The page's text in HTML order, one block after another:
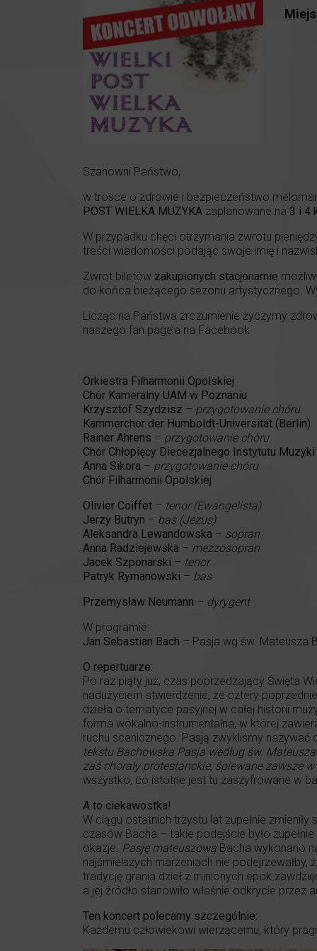
Szanowni Państwo,
w trosce o zdrowie i bezpieczeństwo
POST WIELKA MUZYKA zaplanowane na 3 i 4
W przypadku chęci otrzymania zwrotu
treści wiadomości podając swoje imię i
Zwrot biletów zakupionych stacjonarnie
do końca bieżącego sezonu artystycznego.
Licząc na Państwa zrozumienie życzymy
naszego fan page’a na Facebook
Orkiestra Filharmonii Opolskiej
Chór Kameralny UAM w Poznaniu
Krzysztof Szydzisz – przygotowanie chóru
Kammerchor der Humboldt-Universität (Berlin)
Rainer Ahrens – przygotowanie chóru
Chór Chłopięcy Diecezjalnego Instytutu
Anna Sikora – przygotowanie chóru
Chór Filharmonii Opolskiej
Olivier Coiffet – tenor (Ewangelista)
Jerzy Butryn – bas (Jezus)
Aleksandra Lewandowska – sopran
Anna Radziejewska – mezzosopran
Jacek Szponarski – tenor
Patryk Rymanowski – bas
Przemysław Neumann – dyrygent
W programie:
Jan Sebastian Bach – Pasja wg św. Mateusza
O repertuarze:
Po raz piąty już, czas poprzedzający Święta
nadużyciem stwierdzenie, że cztery
dzieła o tematyce pasyjnej w całej historii
forma wokalno-instrumentalna, w której
ruchu scenicznego. Pasją zwykliśmy
tekstu Bachowska Pasja według św.
zaś chorały protestanckie, śpiewane zawsze
wszystko, co istotne jest tu zaszyfrowane w
A to ciekawostka!
W ciągu ostatnich trzystu lat zupełnie
czasów Bacha – takie podejście było
okazje. Pasję mateuszową Bacha wykonano
najśmielszych marzeniach nie
tradycję grania dzieł z minionych epok
a jej źródło stanowiło właśnie odkrycie przez
Ten koncert polecamy szczególnie:
Każdemu człowiekowi wierzącemu, który